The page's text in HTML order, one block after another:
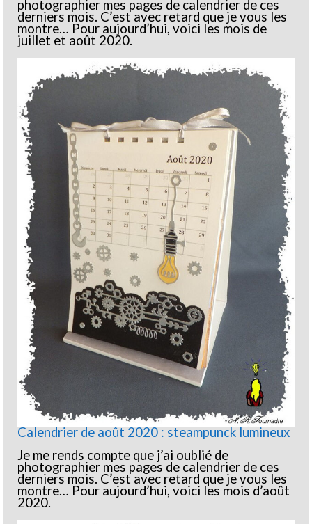
photographier mes pages de calendrier de ces
derniers mois. C’est avec retard que je vous les
montre… Pour aujourd’hui, voici les mois de
juillet et août 2020.
Calendrier de août 2020 : steampunck lumineux
Je me rends compte que j’ai oublié de
photographier mes pages de calendrier de ces
derniers mois. C’est avec retard que je vous les
montre… Pour aujourd’hui, voici les mois d’août
2020.